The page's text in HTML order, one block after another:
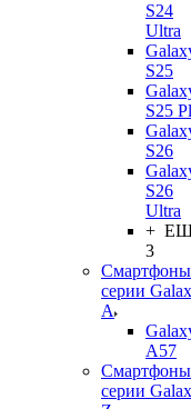
S24
Ultra
S25
S25
S26
S26
Ultra
+
3
Смартфоны
серии
A
A57
Смартфоны
серии